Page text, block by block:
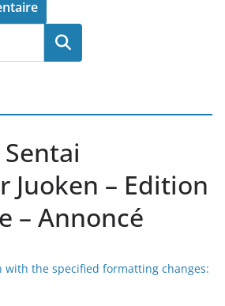
Rechercher
Juoken – Edition
– Annoncé
with the specified formatting changes: